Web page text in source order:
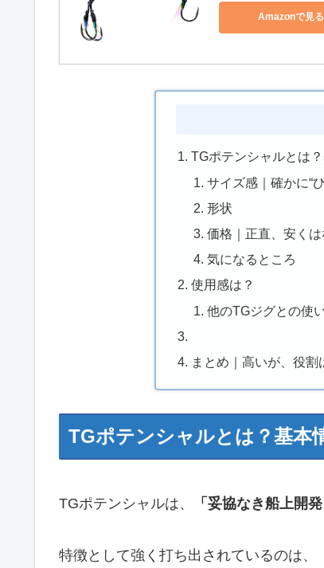
Amazonで見る
TGポテンシャルとは
サイズ感｜確かに“
形状
価格｜正直、安くは
気になるところ
使用感は？
他のTGジグとの使
まとめ｜高いが、役割
TGポテンシャルとは？基本
TGポテンシャルは、 「妥協なき船上開発
特徴として強く打ち出されているのは、